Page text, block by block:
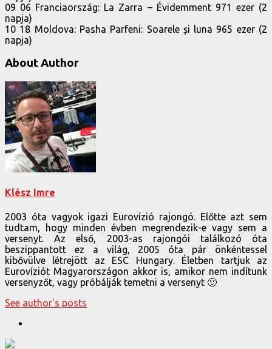
09 06 Franciaország: La Zarra – Évidemment 971 ezer (2
napja)
10 18 Moldova: Pasha Parfeni: Soarele și luna 965 ezer (2
napja)
About Author
Klész Imre
2003 óta vagyok igazi Eurovízió rajongó. Előtte azt sem
tudtam, hogy minden évben megrendezik-e vagy sem a
versenyt. Az első, 2003-as rajongói találkozó óta
beszippantott ez a világ, 2005 óta pár önkéntessel
kibővülve létrejött az ESC Hungary. Életben tartjuk az
Eurovíziót Magyarországon akkor is, amikor nem indítunk
versenyzőt, vagy próbálják temetni a versenyt 🙂
See author's posts